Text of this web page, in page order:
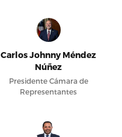
Carlos Johnny Méndez
Núñez
Presidente Cámara de
Representantes